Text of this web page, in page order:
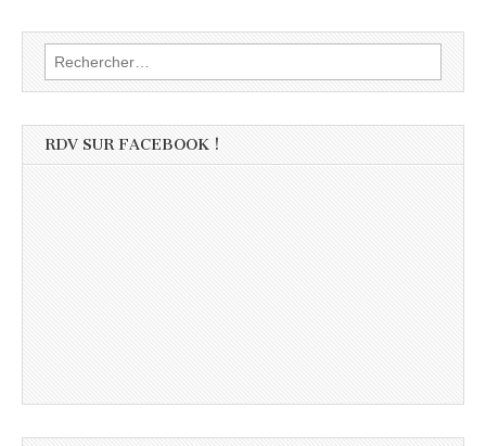
Rechercher :
RDV SUR FACEBOOK !